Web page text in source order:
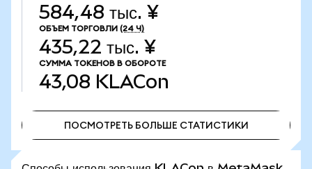
584,48 тыс. ¥
ОБЪЕМ ТОРГОВЛИ (24 Ч)
435,22 тыс. ¥
СУММА ТОКЕНОВ В ОБОРОТЕ
43,08 KLACon
ПОСМОТРЕТЬ БОЛЬШЕ СТАТИСТИКИ